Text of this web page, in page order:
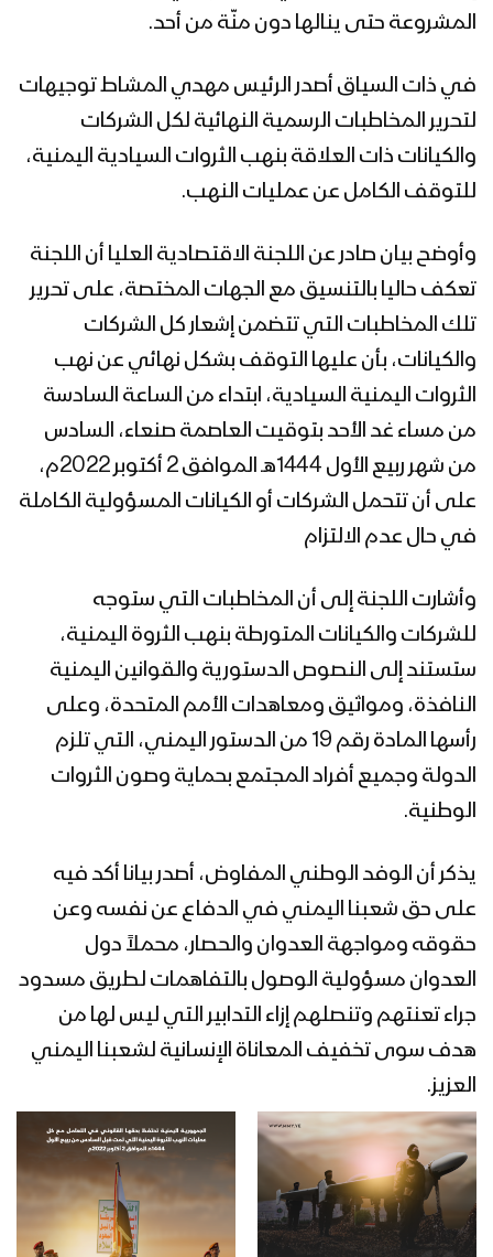
المشروعة حتى ينالها دون منّة من أحد.
في ذات السياق أصدر الرئيس مهدي المشاط توجيهات
لتحرير المخاطبات الرسمية النهائية لكل الشركات
والكيانات ذات العلاقة بنهب الثروات السيادية اليمنية،
للتوقف الكامل عن عمليات النهب.
وأوضح بيان صادر عن اللجنة الاقتصادية العليا أن اللجنة
تعكف حاليا بالتنسيق مع الجهات المختصة، على تحرير
تلك المخاطبات التي تتضمن إشعار كل الشركات
والكيانات، بأن عليها التوقف بشكل نهائي عن نهب
الثروات اليمنية السيادية، ابتداء من الساعة السادسة
من مساء غد الأحد بتوقيت العاصمة صنعاء، السادس
من شهر ربيع الأول 1444هـ الموافق 2 أكتوبر 2022م،
على أن تتحمل الشركات أو الكيانات المسؤولية الكاملة
في حال عدم الالتزام
وأشارت اللجنة إلى أن المخاطبات التي ستوجه
للشركات والكيانات المتورطة بنهب الثروة اليمنية،
ستستند إلى النصوص الدستورية والقوانين اليمنية
النافذة، ومواثيق ومعاهدات الأمم المتحدة، وعلى
رأسها المادة رقم 19 من الدستور اليمني، التي تلزم
الدولة وجميع أفراد المجتمع بحماية وصون الثروات
الوطنية.
يذكر أن الوفد الوطني المفاوض، أصدر بيانا أكد فيه
على حق شعبنا اليمني في الدفاع عن نفسه وعن
حقوقه ومواجهة العدوان والحصار، محملاً دول
العدوان مسؤولية الوصول بالتفاهمات لطريق مسدود
جراء تعنتهم وتنصلهم إزاء التدابير التي ليس لها من
هدف سوى تخفيف المعاناة الإنسانية لشعبنا اليمني
العزيز.